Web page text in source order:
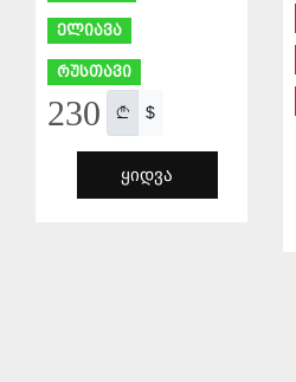
ელიავა
რუსთავი
230 $
ᲧᲘᲓᲕᲐ